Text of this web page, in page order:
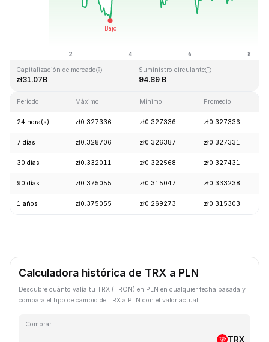
Última actualización: 2026-08-08, 07:05 GMT+0
Capitalización de mercado
zł31.07B
Suministro circulante
94.89 B
Período Máximo Mínimo Promedio
24 hora(s) zł0.327336 zł0.327336 zł0.327336
7 días zł0.328706 zł0.326387 zł0.327331
30 días zł0.332011 zł0.322568 zł0.327431
90 días zł0.375055 zł0.315047 zł0.333238
1 años zł0.375055 zł0.269273 zł0.315303
Calculadora histórica de TRX a PLN
Descubre cuánto valía tu TRX (TRON) en PLN en cualquier fecha pasada y
compara el tipo de cambio de TRX a PLN con el valor actual.
Comprar
TRX